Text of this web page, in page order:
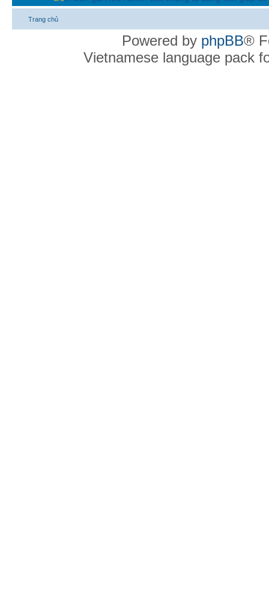
Trang chủ
Powered by phpBB®
Vietnamese language pack